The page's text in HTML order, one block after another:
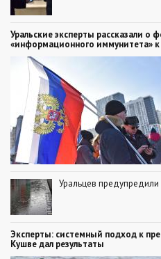
Уральские эксперты рассказали о
«информационного иммунитета»
Уральцев
Эксперты: системный подход к
Кушве дал результаты